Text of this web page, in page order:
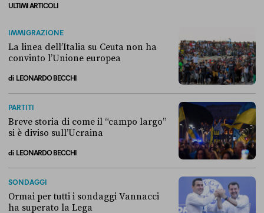
ULTIMI ARTICOLI
IMMIGRAZIONE
La linea dell’Italia su Ceuta non ha
convinto l’Unione europea
di LEONARDO BECCHI
PARTITI
Breve storia di come il “campo largo”
si è diviso sull’Ucraina
di LEONARDO BECCHI
SONDAGGI
Ormai per tutti i sondaggi Vannacci
ha superato la Lega